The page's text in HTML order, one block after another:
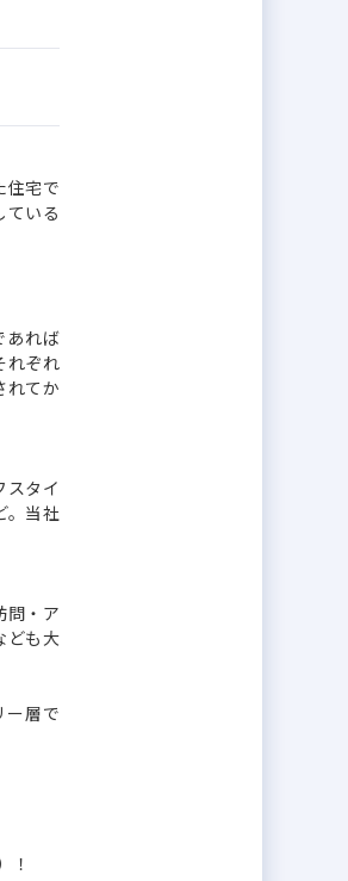
住宅で
ている
あれば
れぞれ
れてか
スタイ
。当社
問・ア
ども大
層で
！